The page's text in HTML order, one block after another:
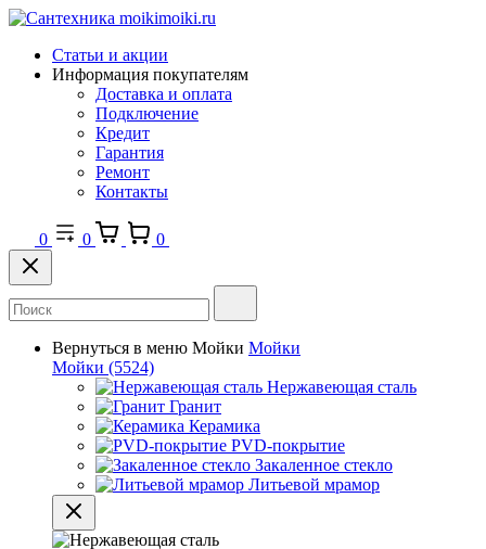
Статьи и акции
Информация покупателям
Доставка и оплата
Подключение
Кредит
Гарантия
Ремонт
Контакты
0 0 0
Вернуться в меню Мойки Мойки
Мойки (5524)
Нержавеющая сталь
Гранит
Керамика
PVD-покрытие
Закаленное стекло
Литьевой мрамор